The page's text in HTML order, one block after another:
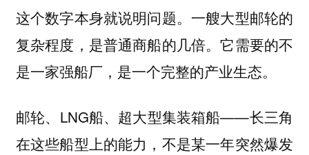
这个数字本身就说明问题。一艘大型邮轮的
复杂程度，是普通商船的几倍。它需要的不
是一家强船厂，是一个完整的产业生态。
邮轮、LNG船、超大型集装箱船——长三角
在这些船型上的能力，不是某一年突然爆发